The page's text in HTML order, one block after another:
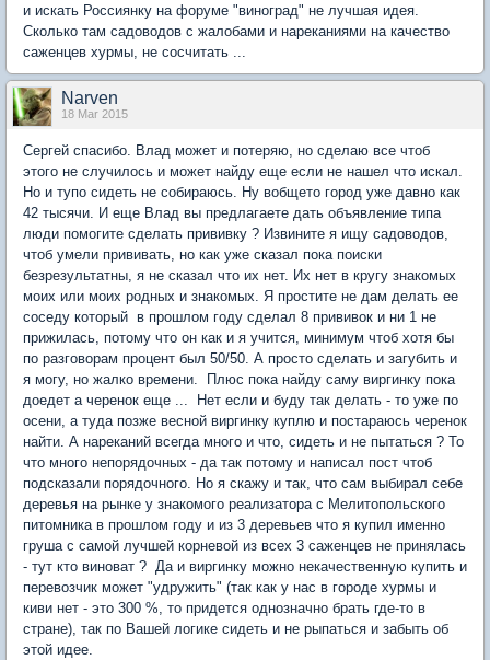
и искать Россиянку на форуме "виноград" не лучшая идея.
Сколько там садоводов с жалобами и нареканиями на качество
саженцев хурмы, не сосчитать ...
Narven
18 Mar 2015
Сергей спасибо. Влад может и потеряю, но сделаю все чтоб
этого не случилось и может найду еще если не нашел что искал.
Но и тупо сидеть не собираюсь. Ну вобщето город уже давно как
42 тысячи. И еще Влад вы предлагаете дать объявление типа
люди помогите сделать прививку ? Извините я ищу садоводов,
чтоб умели прививать, но как уже сказал пока поиски
безрезультатны, я не сказал что их нет. Их нет в кругу знакомых
моих или моих родных и знакомых. Я простите не дам делать ее
соседу который в прошлом году сделал 8 прививок и ни 1 не
прижилась, потому что он как и я учится, минимум чтоб хотя бы
по разговорам процент был 50/50. А просто сделать и загубить и
я могу, но жалко времени. Плюс пока найду саму виргинку пока
доедет а черенок еще ... Нет если и буду так делать - то уже по
осени, а туда позже весной виргинку куплю и постараюсь черенок
найти. А нареканий всегда много и что, сидеть и не пытаться ? То
что много непорядочных - да так потому и написал пост чтоб
подсказали порядочного. Но я скажу и так, что сам выбирал себе
деревья на рынке у знакомого реализатора с Мелитопольского
питомника в прошлом году и из 3 деревьев что я купил именно
груша с самой лучшей корневой из всех 3 саженцев не принялась
- тут кто виноват ? Да и виргинку можно некачественную купить и
перевозчик может "удружить" (так как у нас в городе хурмы и
киви нет - это 300 %, то придется однозначно брать где-то в
стране), так по Вашей логике сидеть и не рыпаться и забыть об
этой идее.